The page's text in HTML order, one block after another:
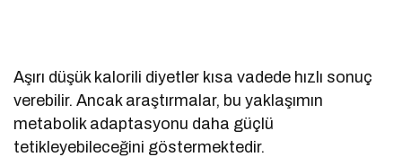
Aşırı düşük kalorili diyetler kısa vadede hızlı sonuç
verebilir. Ancak araştırmalar, bu yaklaşımın
metabolik adaptasyonu daha güçlü
tetikleyebileceğini göstermektedir.